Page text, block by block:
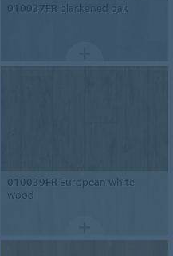
010037FR blackened oak
010039FR European white
wood